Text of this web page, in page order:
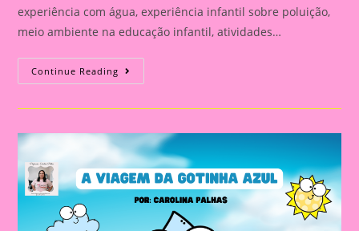
experiência com água, experiência infantil sobre poluição,
meio ambiente na educação infantil, atividades…
Continue Reading RIO
LIMPO
EXPERIÊNCIA
INCRÍVEL
PARA
CRIANÇAS!